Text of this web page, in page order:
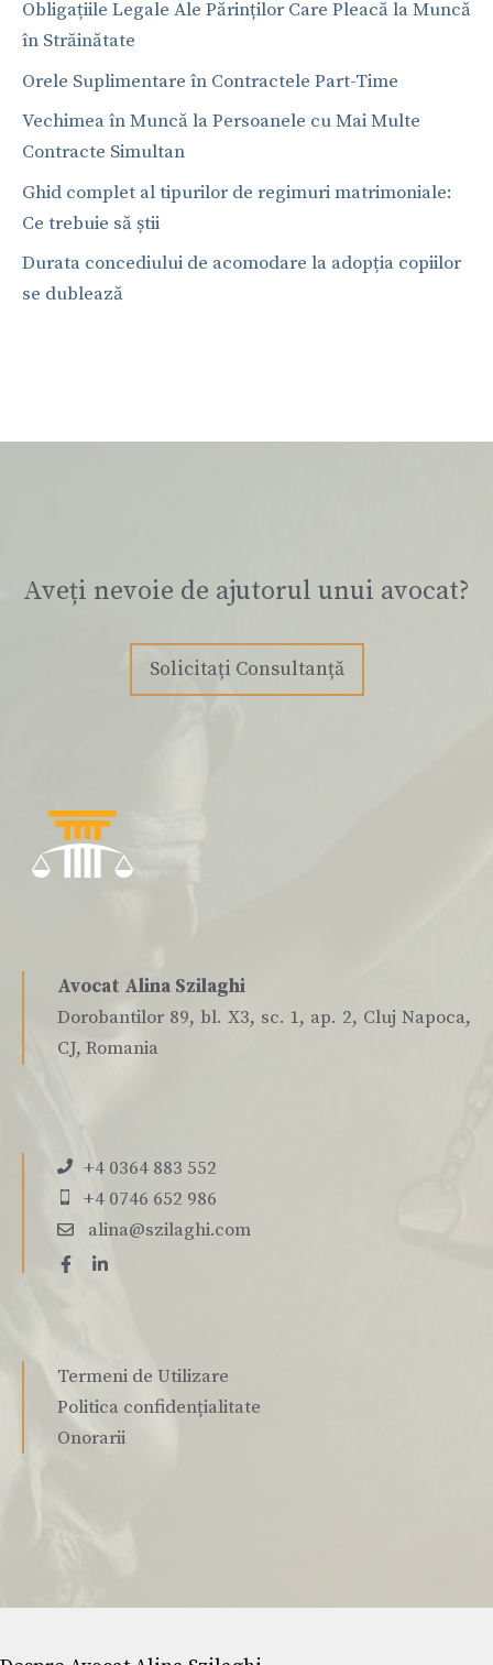
Obligațiile Legale Ale Părinților Care Pleacă la Muncă
în Străinătate
Orele Suplimentare în Contractele Part-Time
Vechimea în Muncă la Persoanele cu Mai Multe
Contracte Simultan
Ghid complet al tipurilor de regimuri matrimoniale:
Ce trebuie să știi
Durata concediului de acomodare la adopția copiilor
se dublează
Aveți nevoie de ajutorul unui avocat?
Solicitați Consultanță
Avocat Alina Szilaghi
Dorobantilor 89, bl. X3, sc. 1, ap. 2, Cluj Napoca,
CJ, Romania
+4 0364 883 552
+4 0746 652 986
alina@szilaghi.com
Termeni de Utilizare
Politica confidențialitate
Onorarii